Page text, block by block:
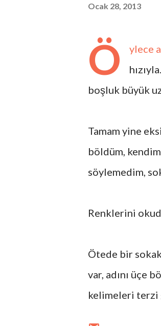
Ocak 28, 2013
Ö
ylece
boşluk büyük
Tamam yine
böldüm,
söylemedim,
Renklerini
Ötede bir
var, adını üçe
kelimeleri terzi